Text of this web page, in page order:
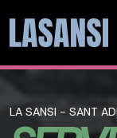
LA SANSI - SANT